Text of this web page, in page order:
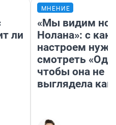
ли
МНЕНИЕ
«Мы видим
Нолана»: с
настроем
смотреть
чтобы она не
выглядела как